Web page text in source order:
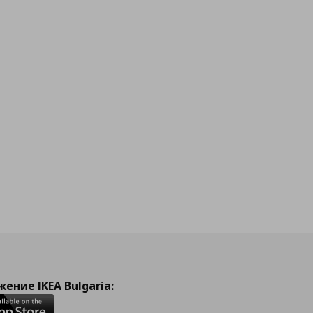
IKEA Bulgaria: